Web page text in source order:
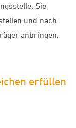
Sie
und nach
anbringen.
erfüllen